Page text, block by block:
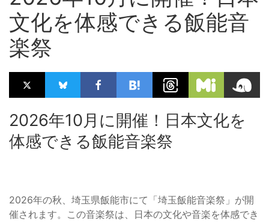
文化を体感できる飯能音
楽祭
2026年10月に開催！日本文化を
体感できる飯能音楽祭
2026年の秋、埼玉県飯能市にて「埼玉飯能音楽祭」が開
催されます。この音楽祭は、日本の文化や音楽を体感でき